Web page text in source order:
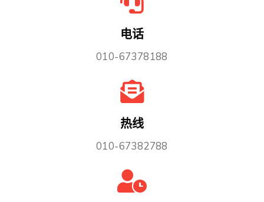
电话
010-67378188
热线
010-67382788